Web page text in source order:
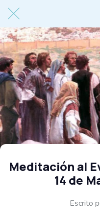
Meditación al
14 de
Escrito